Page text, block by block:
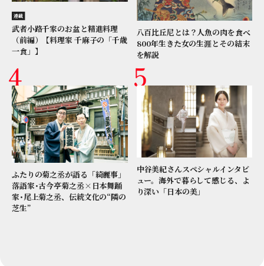
連載
武者小路千家のお盆と精進料理
（前編）【料理家 千麻子の「千歳
一食」】
八百比丘尼とは？人魚の肉を食べ
800年生きた女の生涯とその結末
を解説
ふたりの菊之丞が語る「綺麗事」
落語家･古今亭菊之丞×日本舞踊
家･尾上菊之丞、伝統文化の“隣の
芝生”
中谷美紀さんスペシャルインタビ
ュー。海外で暮らして感じる、よ
り深い「日本の美」